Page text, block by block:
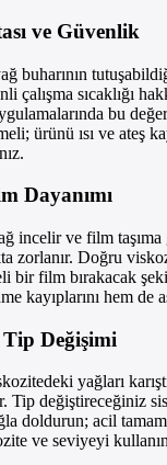
ve Güvenlik
buharının
çalışma sıcaklığı
bu
ürünü ısı ve ateş
Dayanımı
incelir ve film
zorlanır. Doğru
bir film bırakacak
kayıplarını hem de
Tip Değişimi
yağları
Tip değiştireceğiniz
doldurun; acil
ve seviyeyi